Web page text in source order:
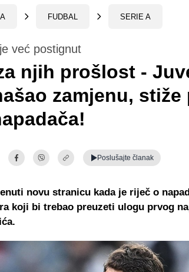
FUDBAL SERIE A
već postignut
njih prošlost -
zamjenu, stiže
Poslušajte članak
novu stranicu kada je riječ o
koji bi trebao preuzeti ulogu prvog